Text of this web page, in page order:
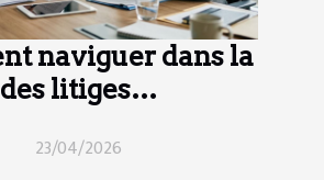
naviguer dans la
litiges
23/04/2026